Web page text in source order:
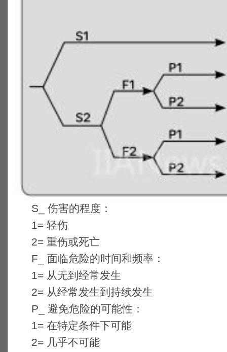
S_ 伤害的程度：
1= 轻伤
2= 重伤或死亡
F_ 面临危险的时间和频率：
1= 从无到经常发生
2= 从经常发生到持续发生
P_ 避免危险的可能性：
1= 在特定条件下可能
2= 几乎不可能